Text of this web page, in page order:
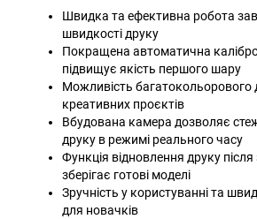
Швидка та ефективна робота
швидкості друку
Покращена автоматична
підвищує якість першого шару
Можливість багатокольорового
креативних проєктів
Вбудована камера дозволяє
друку в режимі реального часу
Функція відновлення друку
зберігає готові моделі
Зручність у користуванні та
для новачків